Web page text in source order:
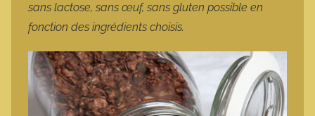
sans lactose, sans œuf, sans gluten possible en
fonction des ingrédients choisis.